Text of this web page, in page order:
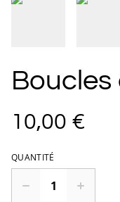
Boucles
10,00 €
QUANTITÉ